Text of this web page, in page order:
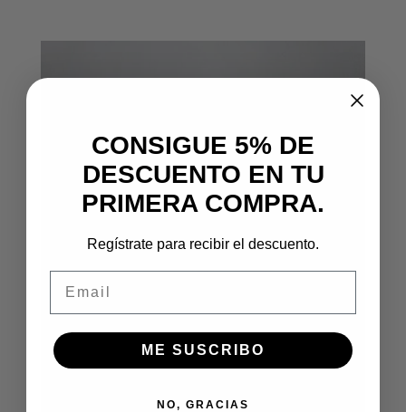
CONSIGUE 5% DE
DESCUENTO EN TU
PRIMERA COMPRA.
Regístrate para recibir el descuento.
ME SUSCRIBO
NO, GRACIAS